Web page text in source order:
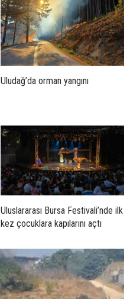
Uludağ’da orman yangını
Uluslararası Bursa Festivali’nde ilk
kez çocuklara kapılarını açtı